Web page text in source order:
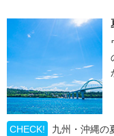
CHECK!
九州・沖縄の